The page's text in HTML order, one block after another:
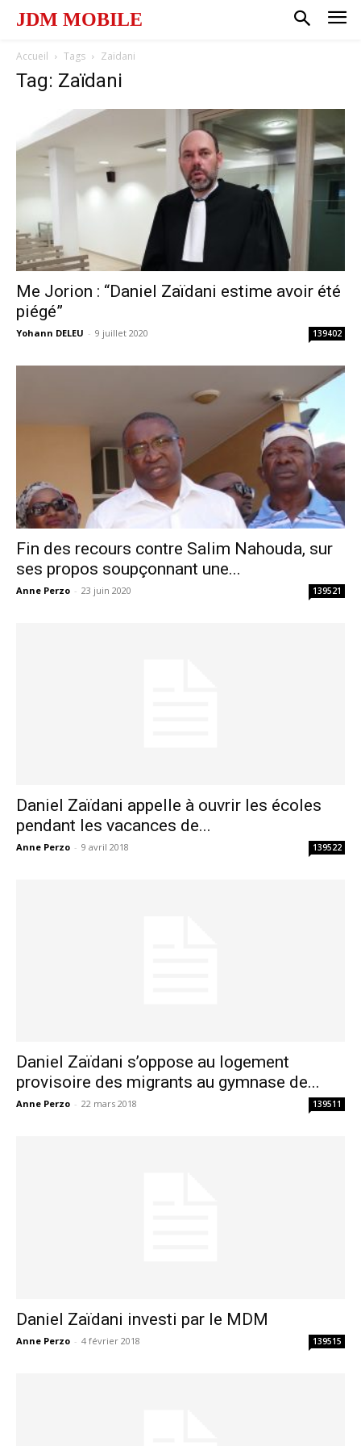
JDM MOBILE
Accueil Tags Zaïdani
Tag: Zaïdani
Me Jorion : “Daniel Zaïdani estime avoir été
piégé”
Yohann DELEU - 9 juillet 2020 139402
Fin des recours contre Salim Nahouda, sur
ses propos soupçonnant une...
Anne Perzo - 23 juin 2020 139521
Daniel Zaïdani appelle à ouvrir les écoles
pendant les vacances de...
Anne Perzo - 9 avril 2018 139522
Daniel Zaïdani s’oppose au logement
provisoire des migrants au gymnase de...
Anne Perzo - 22 mars 2018 139511
Daniel Zaïdani investi par le MDM
Anne Perzo - 4 février 2018 139515